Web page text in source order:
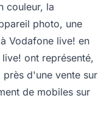
couleur, la
photo, une
Vodafone live! en
ont représenté,
d'une vente sur
de mobiles sur